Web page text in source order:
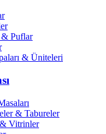
Puflar
& Üniteleri
& Tabureler
Vitrinler